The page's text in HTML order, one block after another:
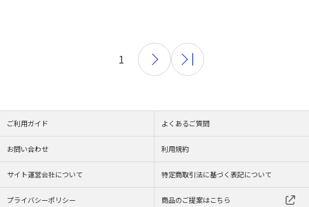
1
ご利用ガイド よくあるご質問
お問い合わせ 利用規約
サイト運営会社について 特定商取引法に基づく表記について
プライバシーポリシー 商品のご提案はこちら